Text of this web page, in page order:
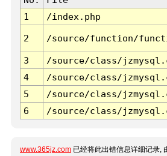
1
/index.php
2 /source/function/
3 /source/class/
4
/source/class/
5
/source/class/
6
/source/class/
www.365jz.com 已经将此出错信息详细记录,